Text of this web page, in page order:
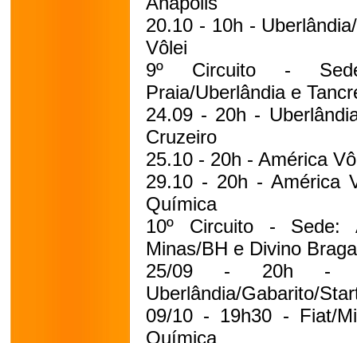
20.10 - 10h -
Vôlei
9º Circuito -
Praia/Uberlândia e
24.09 - 20h -
Cruzeiro
25.10 - 20h - América
29.10 - 20h - América
Química
10º Circuito - Sede:
Minas/BH e Divino
25/09 - 20h -
Uberlândia/Gabarito/
09/10 - 19h30 - Fiat/
Química